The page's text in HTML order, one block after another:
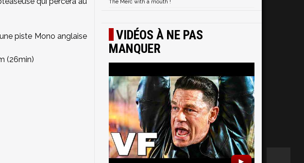
piste Mono anglaise
(26min)
The Merc with a mouth !
VIDÉOS À NE PAS
MANQUER